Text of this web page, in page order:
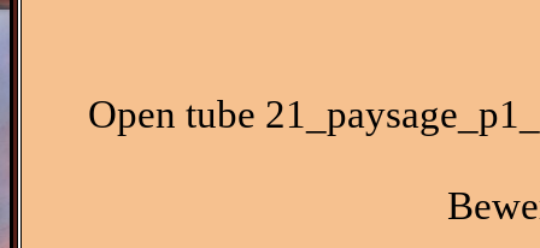
Open tube